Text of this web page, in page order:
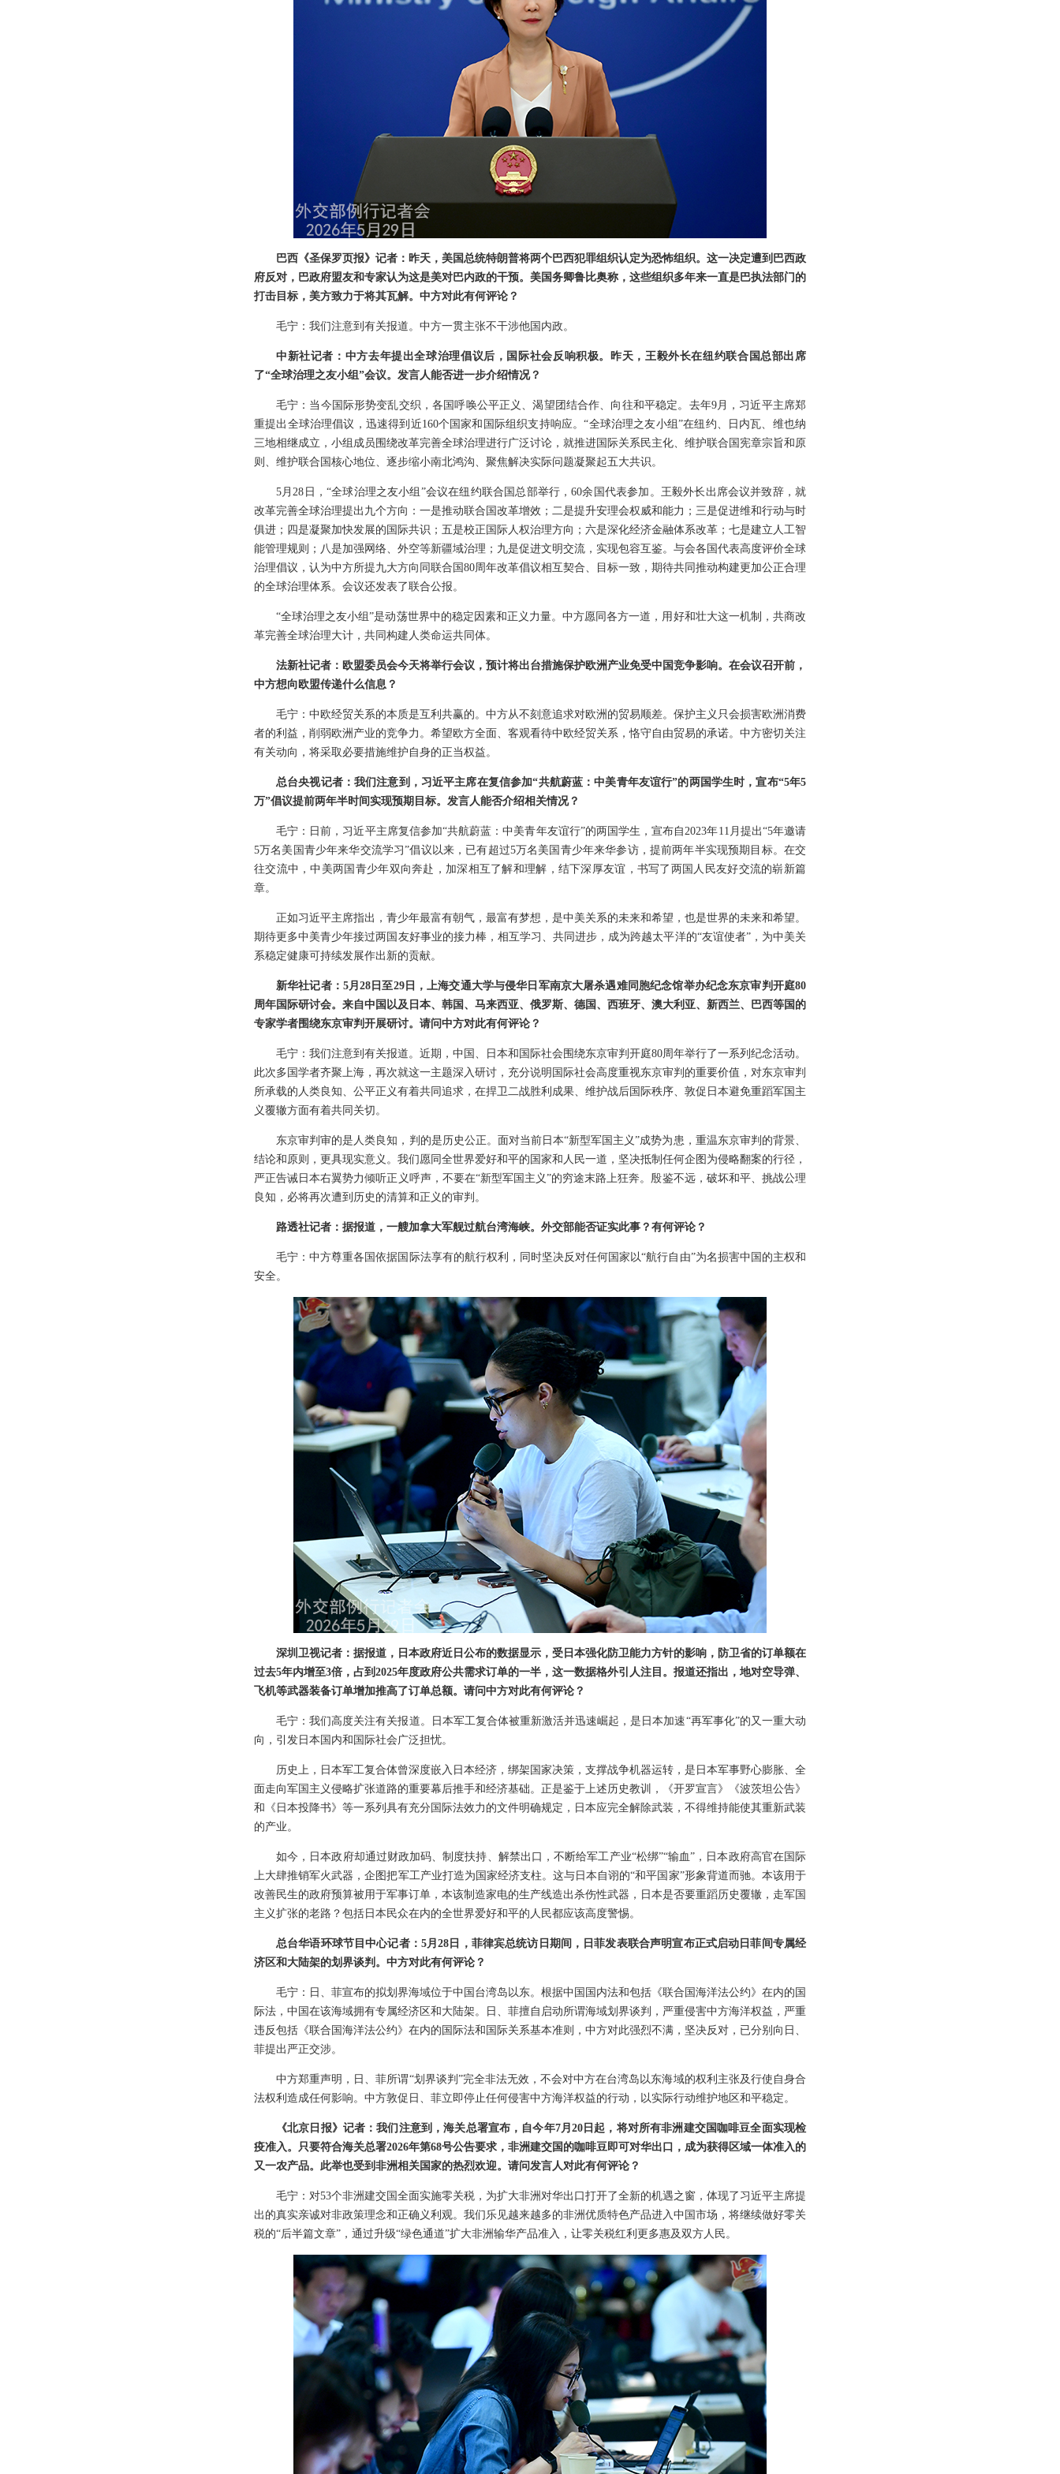
巴西《圣保罗页报》记者：昨天，美国总统特朗普将两个巴西犯罪组织认定为恐怖组织。这一决定遭到巴西政
府反对，巴政府盟友和专家认为这是美对巴内政的干预。美国务卿鲁比奥称，这些组织多年来一直是巴执法部门的
打击目标，美方致力于将其瓦解。中方对此有何评论？
毛宁：我们注意到有关报道。中方一贯主张不干涉他国内政。
中新社记者：中方去年提出全球治理倡议后，国际社会反响积极。昨天，王毅外长在纽约联合国总部出席
了“全球治理之友小组”会议。发言人能否进一步介绍情况？
毛宁：当今国际形势变乱交织，各国呼唤公平正义、渴望团结合作、向往和平稳定。去年9月，习近平主席郑
重提出全球治理倡议，迅速得到近160个国家和国际组织支持响应。“全球治理之友小组”在纽约、日内瓦、维也纳
三地相继成立，小组成员围绕改革完善全球治理进行广泛讨论，就推进国际关系民主化、维护联合国宪章宗旨和原
则、维护联合国核心地位、逐步缩小南北鸿沟、聚焦解决实际问题凝聚起五大共识。
5月28日，“全球治理之友小组”会议在纽约联合国总部举行，60余国代表参加。王毅外长出席会议并致辞，就
改革完善全球治理提出九个方向：一是推动联合国改革增效；二是提升安理会权威和能力；三是促进维和行动与时
俱进；四是凝聚加快发展的国际共识；五是校正国际人权治理方向；六是深化经济金融体系改革；七是建立人工智
能管理规则；八是加强网络、外空等新疆域治理；九是促进文明交流，实现包容互鉴。与会各国代表高度评价全球
治理倡议，认为中方所提九大方向同联合国80周年改革倡议相互契合、目标一致，期待共同推动构建更加公正合理
的全球治理体系。会议还发表了联合公报。
“全球治理之友小组”是动荡世界中的稳定因素和正义力量。中方愿同各方一道，用好和壮大这一机制，共商改
革完善全球治理大计，共同构建人类命运共同体。
法新社记者：欧盟委员会今天将举行会议，预计将出台措施保护欧洲产业免受中国竞争影响。在会议召开前，
中方想向欧盟传递什么信息？
毛宁：中欧经贸关系的本质是互利共赢的。中方从不刻意追求对欧洲的贸易顺差。保护主义只会损害欧洲消费
者的利益，削弱欧洲产业的竞争力。希望欧方全面、客观看待中欧经贸关系，恪守自由贸易的承诺。中方密切关注
有关动向，将采取必要措施维护自身的正当权益。
总台央视记者：我们注意到，习近平主席在复信参加“共航蔚蓝：中美青年友谊行”的两国学生时，宣布“5年5
万”倡议提前两年半时间实现预期目标。发言人能否介绍相关情况？
毛宁：日前，习近平主席复信参加“共航蔚蓝：中美青年友谊行”的两国学生，宣布自2023年11月提出“5年邀请
5万名美国青少年来华交流学习”倡议以来，已有超过5万名美国青少年来华参访，提前两年半实现预期目标。在交
往交流中，中美两国青少年双向奔赴，加深相互了解和理解，结下深厚友谊，书写了两国人民友好交流的崭新篇
章。
正如习近平主席指出，青少年最富有朝气，最富有梦想，是中美关系的未来和希望，也是世界的未来和希望。
期待更多中美青少年接过两国友好事业的接力棒，相互学习、共同进步，成为跨越太平洋的“友谊使者”，为中美关
系稳定健康可持续发展作出新的贡献。
新华社记者：5月28日至29日，上海交通大学与侵华日军南京大屠杀遇难同胞纪念馆举办纪念东京审判开庭80
周年国际研讨会。来自中国以及日本、韩国、马来西亚、俄罗斯、德国、西班牙、澳大利亚、新西兰、巴西等国的
专家学者围绕东京审判开展研讨。请问中方对此有何评论？
毛宁：我们注意到有关报道。近期，中国、日本和国际社会围绕东京审判开庭80周年举行了一系列纪念活动。
此次多国学者齐聚上海，再次就这一主题深入研讨，充分说明国际社会高度重视东京审判的重要价值，对东京审判
所承载的人类良知、公平正义有着共同追求，在捍卫二战胜利成果、维护战后国际秩序、敦促日本避免重蹈军国主
义覆辙方面有着共同关切。
东京审判审的是人类良知，判的是历史公正。面对当前日本“新型军国主义”成势为患，重温东京审判的背景、
结论和原则，更具现实意义。我们愿同全世界爱好和平的国家和人民一道，坚决抵制任何企图为侵略翻案的行径，
严正告诫日本右翼势力倾听正义呼声，不要在“新型军国主义”的穷途末路上狂奔。殷鉴不远，破坏和平、挑战公理
良知，必将再次遭到历史的清算和正义的审判。
路透社记者：据报道，一艘加拿大军舰过航台湾海峡。外交部能否证实此事？有何评论？
毛宁：中方尊重各国依据国际法享有的航行权利，同时坚决反对任何国家以“航行自由”为名损害中国的主权和
安全。
深圳卫视记者：据报道，日本政府近日公布的数据显示，受日本强化防卫能力方针的影响，防卫省的订单额在
过去5年内增至3倍，占到2025年度政府公共需求订单的一半，这一数据格外引人注目。报道还指出，地对空导弹、
飞机等武器装备订单增加推高了订单总额。请问中方对此有何评论？
毛宁：我们高度关注有关报道。日本军工复合体被重新激活并迅速崛起，是日本加速“再军事化”的又一重大动
向，引发日本国内和国际社会广泛担忧。
历史上，日本军工复合体曾深度嵌入日本经济，绑架国家决策，支撑战争机器运转，是日本军事野心膨胀、全
面走向军国主义侵略扩张道路的重要幕后推手和经济基础。正是鉴于上述历史教训，《开罗宣言》《波茨坦公告》
和《日本投降书》等一系列具有充分国际法效力的文件明确规定，日本应完全解除武装，不得维持能使其重新武装
的产业。
如今，日本政府却通过财政加码、制度扶持、解禁出口，不断给军工产业“松绑”“输血”，日本政府高官在国际
上大肆推销军火武器，企图把军工产业打造为国家经济支柱。这与日本自诩的“和平国家”形象背道而驰。本该用于
改善民生的政府预算被用于军事订单，本该制造家电的生产线造出杀伤性武器，日本是否要重蹈历史覆辙，走军国
主义扩张的老路？包括日本民众在内的全世界爱好和平的人民都应该高度警惕。
总台华语环球节目中心记者：5月28日，菲律宾总统访日期间，日菲发表联合声明宣布正式启动日菲间专属经
济区和大陆架的划界谈判。中方对此有何评论？
毛宁：日、菲宣布的拟划界海域位于中国台湾岛以东。根据中国国内法和包括《联合国海洋法公约》在内的国
际法，中国在该海域拥有专属经济区和大陆架。日、菲擅自启动所谓海域划界谈判，严重侵害中方海洋权益，严重
违反包括《联合国海洋法公约》在内的国际法和国际关系基本准则，中方对此强烈不满，坚决反对，已分别向日、
菲提出严正交涉。
中方郑重声明，日、菲所谓“划界谈判”完全非法无效，不会对中方在台湾岛以东海域的权利主张及行使自身合
法权利造成任何影响。中方敦促日、菲立即停止任何侵害中方海洋权益的行动，以实际行动维护地区和平稳定。
《北京日报》记者：我们注意到，海关总署宣布，自今年7月20日起，将对所有非洲建交国咖啡豆全面实现检
疫准入。只要符合海关总署2026年第68号公告要求，非洲建交国的咖啡豆即可对华出口，成为获得区域一体准入的
又一农产品。此举也受到非洲相关国家的热烈欢迎。请问发言人对此有何评论？
毛宁：对53个非洲建交国全面实施零关税，为扩大非洲对华出口打开了全新的机遇之窗，体现了习近平主席提
出的真实亲诚对非政策理念和正确义利观。我们乐见越来越多的非洲优质特色产品进入中国市场，将继续做好零关
税的“后半篇文章”，通过升级“绿色通道”扩大非洲输华产品准入，让零关税红利更多惠及双方人民。